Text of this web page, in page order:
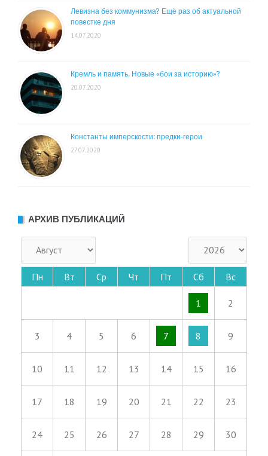
Левизна без коммунизма? Ещё раз об актуальной
повестке дня
14.07.2020
Кремль и память. Новые «бои за историю»?
20.07.2020
Константы имперскости: предки-герои
27.07.2020
АРХИВ ПУБЛИКАЦИЙ
Пн Вт Ср Чт Пт Сб Вс
1 2
3 4 5 6 7 8 9
10 11 12 13 14 15 16
17 18 19 20 21 22 23
24 25 26 27 28 29 30